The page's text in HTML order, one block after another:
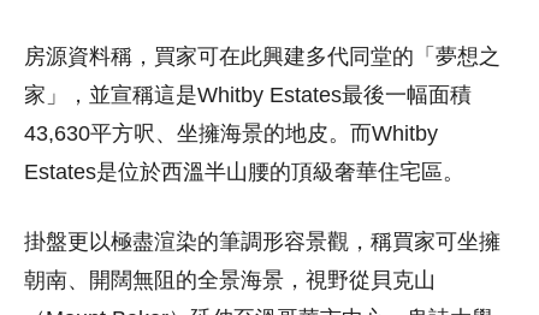
房源資料稱，買家可在此興建多代同堂的「夢想之
家」，並宣稱這是Whitby Estates最後一幅面積
43,630平方呎、坐擁海景的地皮。而Whitby
Estates是位於西溫半山腰的頂級奢華住宅區。
掛盤更以極盡渲染的筆調形容景觀，稱買家可坐擁
朝南、開闊無阻的全景海景，視野從貝克山